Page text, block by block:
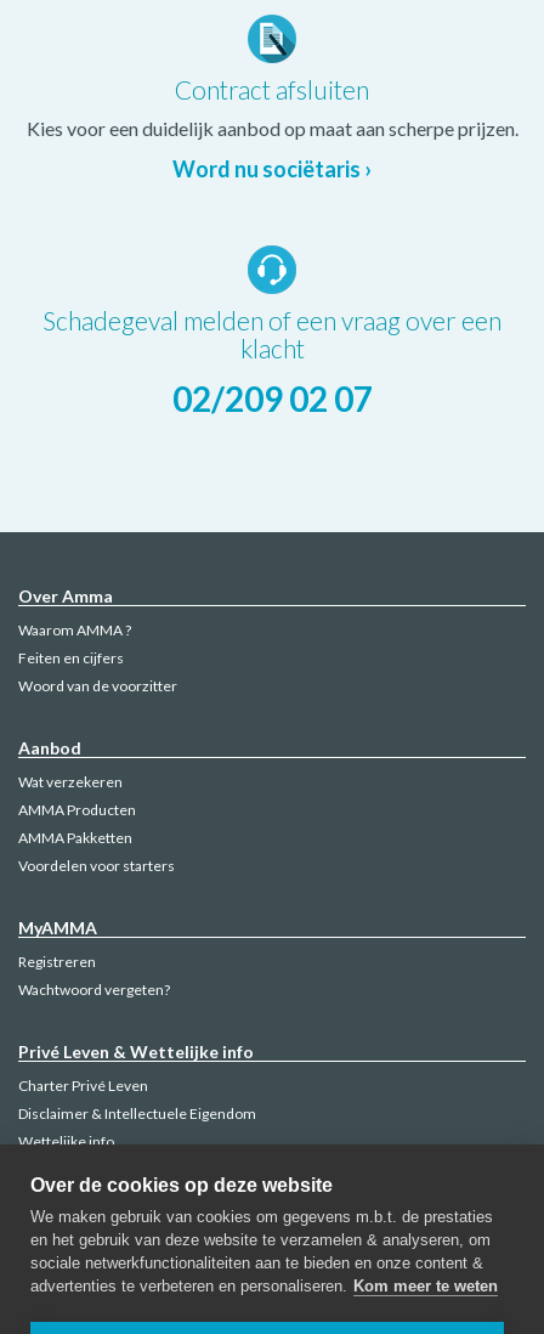
Contract afsluiten
Kies voor een duidelijk aanbod op maat aan scherpe prijzen.
Word nu sociëtaris ›
Schadegeval melden of een vraag over een
klacht
02/209 02 07
Over Amma
Waarom AMMA ?
Feiten en cijfers
Woord van de voorzitter
Aanbod
Wat verzekeren
AMMA Producten
AMMA Pakketten
Voordelen voor starters
MyAMMA
Registreren
Wachtwoord vergeten?
Privé Leven & Wettelijke info
Charter Privé Leven
Disclaimer & Intellectuele Eigendom
Wettelijke info
Cookie Policy
Regentschapsstraat, 52-1000 Brussel
Over de cookies op deze website
We maken gebruik van cookies om gegevens m.b.t. de prestaties
en het gebruik van deze website te verzamelen & analyseren, om
sociale netwerkfunctionaliteiten aan te bieden en onze content &
advertenties te verbeteren en personaliseren. Kom meer te weten